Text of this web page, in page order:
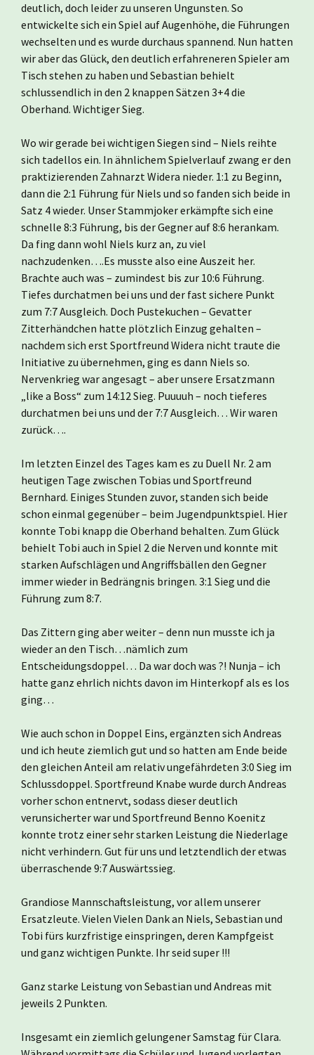
deutlich, doch leider zu unseren Ungunsten. So
entwickelte sich ein Spiel auf Augenhöhe, die Führungen
wechselten und es wurde durchaus spannend. Nun hatten
wir aber das Glück, den deutlich erfahreneren Spieler am
Tisch stehen zu haben und Sebastian behielt
schlussendlich in den 2 knappen Sätzen 3+4 die
Oberhand. Wichtiger Sieg.
Wo wir gerade bei wichtigen Siegen sind – Niels reihte
sich tadellos ein. In ähnlichem Spielverlauf zwang er den
praktizierenden Zahnarzt Widera nieder. 1:1 zu Beginn,
dann die 2:1 Führung für Niels und so fanden sich beide in
Satz 4 wieder. Unser Stammjoker erkämpfte sich eine
schnelle 8:3 Führung, bis der Gegner auf 8:6 herankam.
Da fing dann wohl Niels kurz an, zu viel
nachzudenken….Es musste also eine Auszeit her.
Brachte auch was – zumindest bis zur 10:6 Führung.
Tiefes durchatmen bei uns und der fast sichere Punkt
zum 7:7 Ausgleich. Doch Pustekuchen – Gevatter
Zitterhändchen hatte plötzlich Einzug gehalten –
nachdem sich erst Sportfreund Widera nicht traute die
Initiative zu übernehmen, ging es dann Niels so.
Nervenkrieg war angesagt – aber unsere Ersatzmann
„like a Boss“ zum 14:12 Sieg. Puuuuh – noch tieferes
durchatmen bei uns und der 7:7 Ausgleich… Wir waren
zurück….
Im letzten Einzel des Tages kam es zu Duell Nr. 2 am
heutigen Tage zwischen Tobias und Sportfreund
Bernhard. Einiges Stunden zuvor, standen sich beide
schon einmal gegenüber – beim Jugendpunktspiel. Hier
konnte Tobi knapp die Oberhand behalten. Zum Glück
behielt Tobi auch in Spiel 2 die Nerven und konnte mit
starken Aufschlägen und Angriffsbällen den Gegner
immer wieder in Bedrängnis bringen. 3:1 Sieg und die
Führung zum 8:7.
Das Zittern ging aber weiter – denn nun musste ich ja
wieder an den Tisch…nämlich zum
Entscheidungsdoppel… Da war doch was ?! Nunja – ich
hatte ganz ehrlich nichts davon im Hinterkopf als es los
ging…
Wie auch schon in Doppel Eins, ergänzten sich Andreas
und ich heute ziemlich gut und so hatten am Ende beide
den gleichen Anteil am relativ ungefährdeten 3:0 Sieg im
Schlussdoppel. Sportfreund Knabe wurde durch Andreas
vorher schon entnervt, sodass dieser deutlich
verunsicherter war und Sportfreund Benno Koenitz
konnte trotz einer sehr starken Leistung die Niederlage
nicht verhindern. Gut für uns und letztendlich der etwas
überraschende 9:7 Auswärtssieg.
Grandiose Mannschaftsleistung, vor allem unserer
Ersatzleute. Vielen Vielen Dank an Niels, Sebastian und
Tobi fürs kurzfristige einspringen, deren Kampfgeist
und ganz wichtigen Punkte. Ihr seid super !!!
Ganz starke Leistung von Sebastian und Andreas mit
jeweils 2 Punkten.
Insgesamt ein ziemlich gelungener Samstag für Clara.